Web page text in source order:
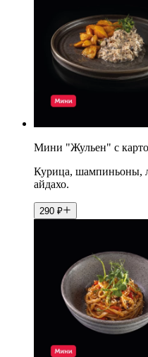
Мини "Жульен" с
Курица, шампиньоны,
айдахо.
290 ₽